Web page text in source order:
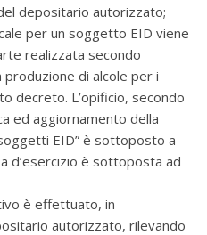
depositario autorizzato;
per un soggetto EID viene
realizzata secondo
produzione di alcole per i
decreto. L’opificio, secondo
ed aggiornamento della
EID” è sottoposto a
d’esercizio è sottoposta ad
è effettuato, in
autorizzato, rilevando